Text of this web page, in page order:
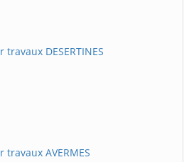
DESERTINES
AVERMES